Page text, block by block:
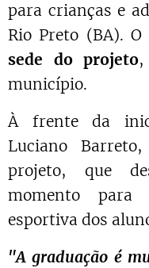
para crianças e
Rio Preto (BA). O
sede do projeto,
município.
À frente da
Luciano
projeto, que
momento para
esportiva dos
"A graduação é